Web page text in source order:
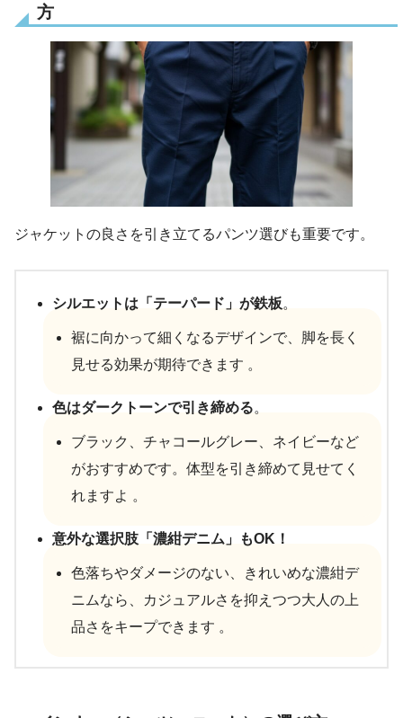
方
ジャケットの良さを引き立てるパンツ選びも重要です。
シルエットは「テーパード」が鉄板。
裾に向かって細くなるデザインで、脚を長く
見せる効果が期待できます 。
色はダークトーンで引き締める。
ブラック、チャコールグレー、ネイビーなど
がおすすめです。体型を引き締めて見せてく
れますよ 。
意外な選択肢「濃紺デニム」もOK！
色落ちやダメージのない、きれいめな濃紺デ
ニムなら、カジュアルさを抑えつつ大人の上
品さをキープできます 。